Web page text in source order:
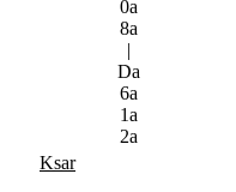
0a
8a
|
Da
6a
1a
2a
Ksar